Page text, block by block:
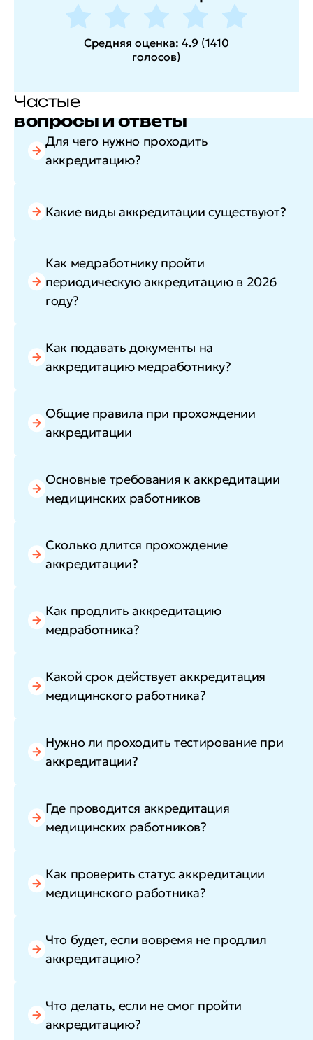
Средняя оценка: 4.9 (1410
голосов)
Частые
вопросы и ответы
Для чего нужно проходить
аккредитацию?
Какие виды аккредитации существуют?
Как медработнику пройти
периодическую аккредитацию в 2026
году?
Как подавать документы на
аккредитацию медработнику?
Общие правила при прохождении
аккредитации
Основные требования к аккредитации
медицинских работников
Сколько длится прохождение
аккредитации?
Как продлить аккредитацию
медработника?
Какой срок действует аккредитация
медицинского работника?
Нужно ли проходить тестирование при
аккредитации?
Где проводится аккредитация
медицинских работников?
Как проверить статус аккредитации
медицинского работника?
Что будет, если вовремя не продлил
аккредитацию?
Что делать, если не смог пройти
аккредитацию?